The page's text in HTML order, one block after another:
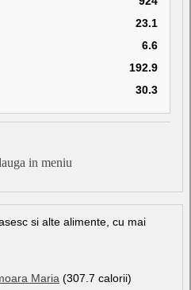
23.1
6.6
192.9
30.3
in meniu
si alte alimente, cu mai
Maria (307.7 calorii)